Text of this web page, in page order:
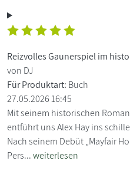
Reizvolles Gaunerspiel im
von DJ
Für Produktart: Buch
27.05.2026 16:45
Mit seinem historischen
entführt uns Alex Hay ins
Nach seinem Debüt „Mayfair
Pers...weiterlesen